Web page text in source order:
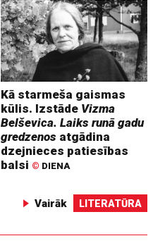
Kā starmeša gaismas
kūlis. Izstāde Vizma
Belševica. Laiks runā gadu
gredzenos atgādina
dzejnieces patiesības
balsi © DIENA
Vairāk LITERATŪRA